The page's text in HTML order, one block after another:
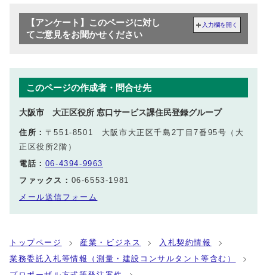
【アンケート】このページに対し
てご意見をお聞かせください
入力欄を開く
このページの作成者・問合せ先
大阪市 大正区役所 窓口サービス課住民登録グループ
住所： 〒551-8501 大阪市大正区千島2丁目7番95号（大
正区役所2階）
電話： 06-4394-9963
ファックス： 06-6553-1981
メール送信フォーム
トップページ 産業・ビジネス
入札契約情報
業務委託入札等情報（測量・建設コンサルタント等含む）